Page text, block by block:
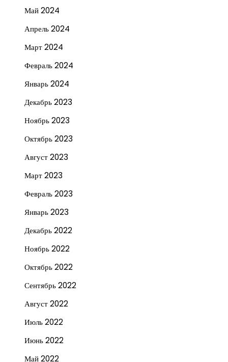
Май 2024
Апрель 2024
Март 2024
Февраль 2024
Январь 2024
Декабрь 2023
Ноябрь 2023
Октябрь 2023
Август 2023
Март 2023
Февраль 2023
Январь 2023
Декабрь 2022
Ноябрь 2022
Октябрь 2022
Сентябрь 2022
Август 2022
Июль 2022
Июнь 2022
Май 2022